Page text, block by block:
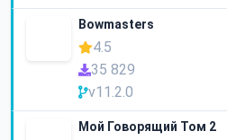
Bowmasters
4.5
35 829
v11.2.0
Мой Говорящий Том 2